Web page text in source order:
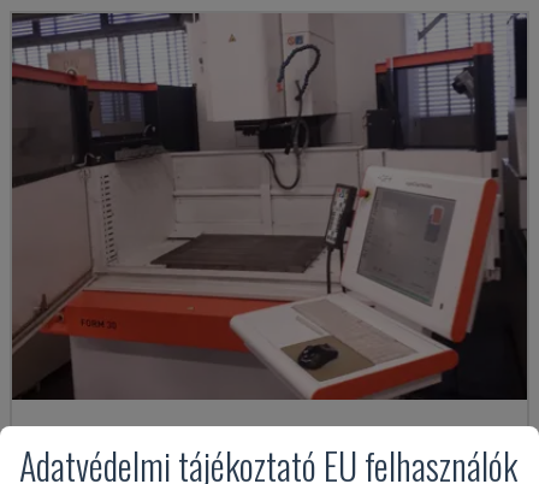
AGIECHARMILLES - TÖMBÖS SZIKRAFORGÁCSOLÓ GÉP
Adatvédelmi tájékoztató EU felhasználók